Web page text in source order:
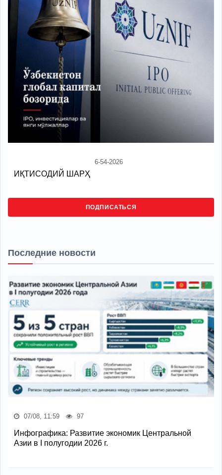
6-54-2026
ИҚТИСОДИЙ ШАРҲ
ПОДПИСАТЬСЯ
Последние новости
07/08, 11:59 97
Инфографика: Развитие экономик Центральной
Азии в I полугодии 2026 г.